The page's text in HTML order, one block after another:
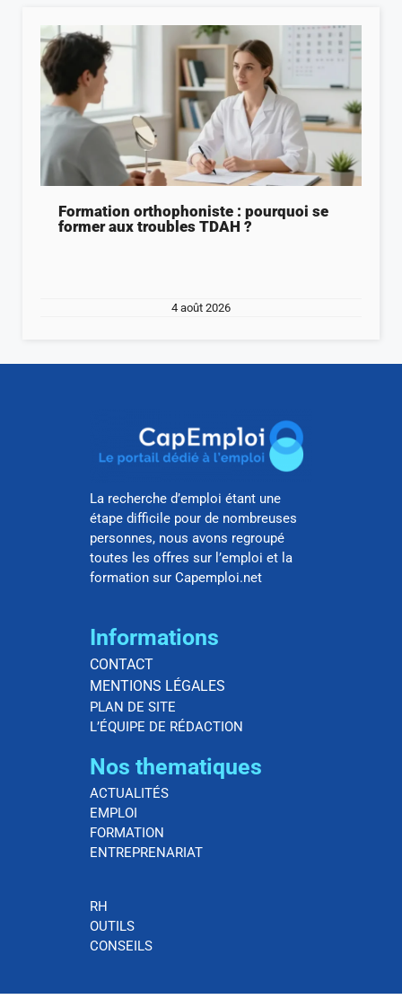
Formation orthophoniste : pourquoi se
former aux troubles TDAH ?
4 août 2026
La recherche d’emploi étant une
étape difficile pour de nombreuses
personnes, nous avons regroupé
toutes les offres sur l’emploi et la
formation sur Capemploi.net
Informations
CONTACT
MENTIONS LÉGALES
PLAN DE SITE
L’ÉQUIPE DE RÉDACTION
Nos thematiques
ACTUALITÉS
EMPLOI
FORMATION
ENTREPRENARIAT
RH
OUTILS
CONSEILS